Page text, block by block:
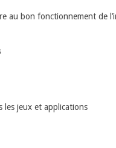
au bon fonctionnement de
les jeux et applications